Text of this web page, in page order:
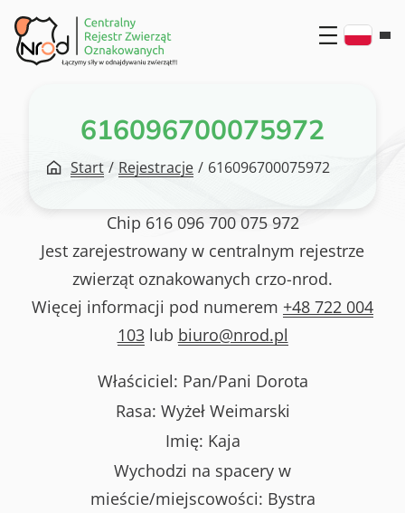
Przejdź
do
treści
616096700075972
Start / Rejestracje / 616096700075972
Chip 616 096 700 075 972
Jest zarejestrowany w centralnym rejestrze
zwierząt oznakowanych crzo-nrod.
Więcej informacji pod numerem +48 722 004
103lub biuro@nrod.pl
Właściciel: Pan/Pani Dorota
Rasa: Wyżeł Weimarski
Imię: Kaja
Wychodzi na spacery w
mieście/miejscowości: Bystra